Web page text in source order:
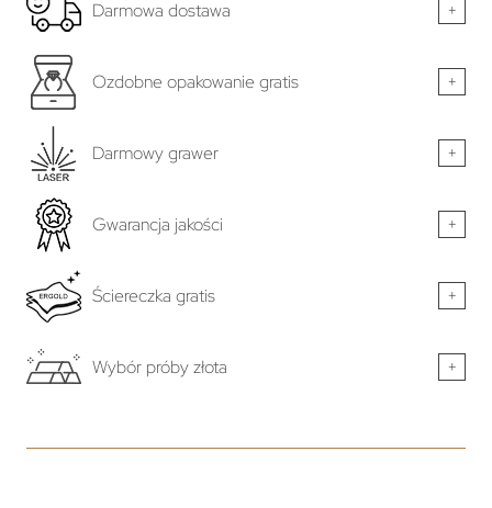
Darmowa dostawa +
Ozdobne opakowanie gratis +
Darmowy grawer +
Gwarancja jakości +
Ściereczka gratis +
Wybór próby złota +